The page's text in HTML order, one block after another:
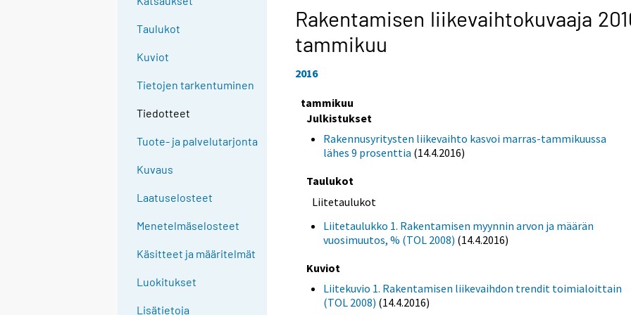
Taulukot
Kuviot
Tietojen tarkentuminen
Tiedotteet
Tuote- ja palvelutarjonta
Kuvaus
Laatuselosteet
Menetelmäselosteet
Käsitteet ja määritelmät
Luokitukset
Lisätietoja
Rakentamisen liikevaihtokuvaaja
tammikuu
2016
tammikuu
Julkistukset
Rakennusyritysten liikevaihto kasvoi marras-tammikuussa
lähes 9 prosenttia (14.4.2016)
Taulukot
Liitetaulukot
Liitetaulukko 1. Rakentamisen myynnin arvon ja määrän
vuosimuutos, % (TOL 2008) (14.4.2016)
Kuviot
Liitekuvio 1. Rakentamisen liikevaihdon trendit toimialoittain
(TOL 2008) (14.4.2016)